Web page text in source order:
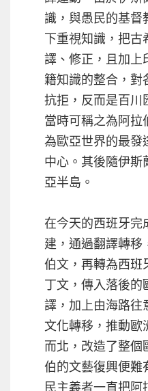
識，與愚民的基督
下重視知識，把古
譯、修正，且加上
籍知識的整合，對
抗拒，反而是百川
當時可稱之為阿拉
為歐亞世界的最發
中心。其後隨伊斯
亞半島。
在今天的西班牙完
建，通過翻譯轉移
伯文，再轉為西班
丁文，傳入落後的
譯，加上由海路往
文化轉移，推動歐
而北，改造了整個
伯的文藝復興便難
民主義者一直把阿